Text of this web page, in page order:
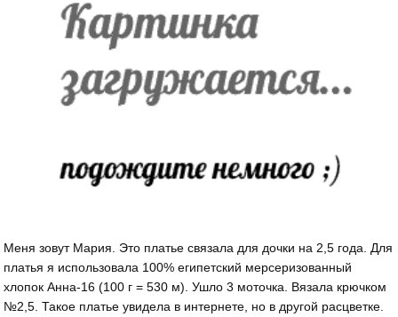
Меня зовут Мария. Это платье связала для дочки на 2,5 года. Для
платья я использовала 100% египетский мерсеризованный
хлопок Анна-16 (100 г = 530 м). Ушло 3 моточка. Вязала крючком
№2,5. Такое платье увидела в интернете, но в другой расцветке.